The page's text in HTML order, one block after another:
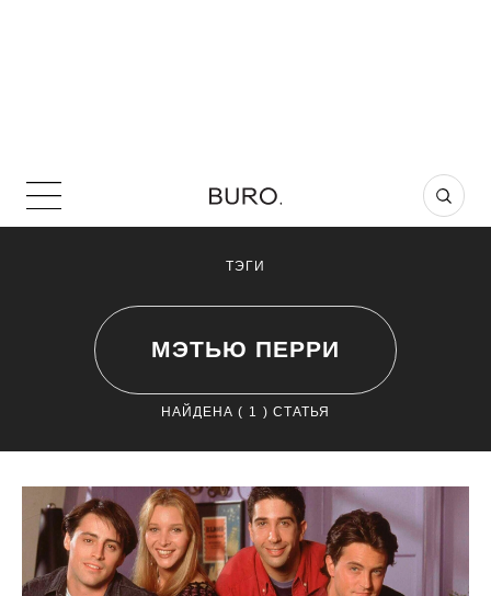
ТЭГИ
МЭТЬЮ ПЕРРИ
НАЙДЕНА ( 1 ) СТАТЬЯ